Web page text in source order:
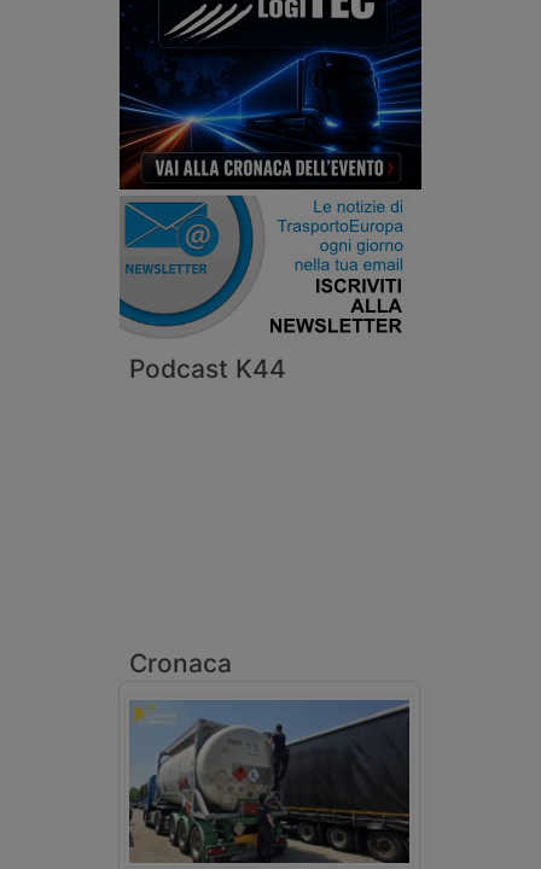
Podcast K44
Cronaca